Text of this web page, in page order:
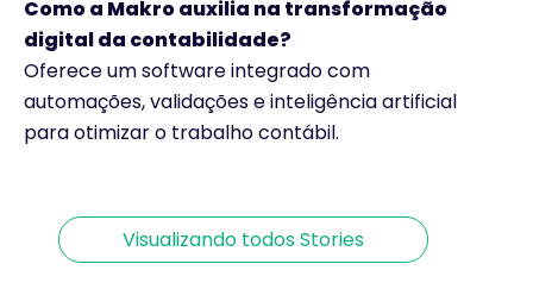
Como a Makro auxilia na transformação
digital da contabilidade?
Oferece um software integrado com
automações, validações e inteligência artificial
para otimizar o trabalho contábil.
Transformação
Digital na
Contabilidade:
Entenda como
a
transformação
do cliente
contábil
Visualizando todos Stories